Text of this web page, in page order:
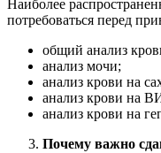
Наиболее
потребоваться перед
общий анализ
анализ мочи;
анализ крови на
анализ крови на
анализ крови на
Почему важно